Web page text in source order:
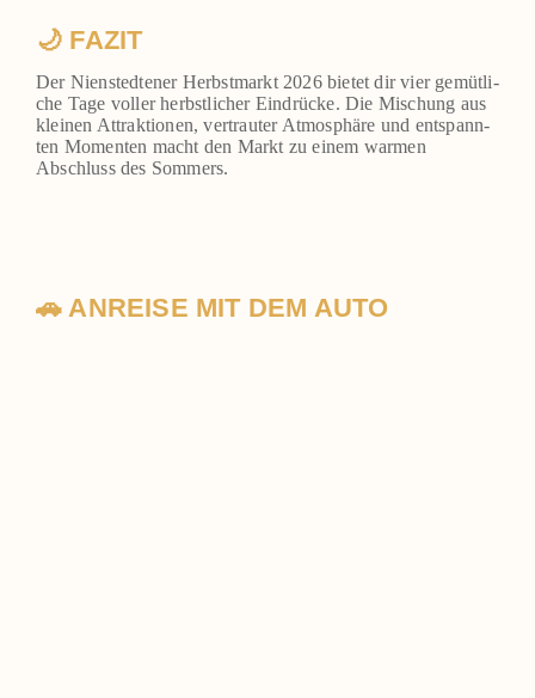
🌙 FAZIT
Der Nien­sted­te­ner Herbst­markt 2026 bie­tet dir vier gemüt­li­
che Tage vol­ler herbst­li­cher Ein­drü­cke. Die Mischung aus
klei­nen Attrak­tio­nen, ver­trau­ter Atmo­sphä­re und ent­spann­
ten Momen­ten macht den Markt zu einem war­men
Abschluss des Som­mers.
🚗 ANREISE MIT DEM AUTO